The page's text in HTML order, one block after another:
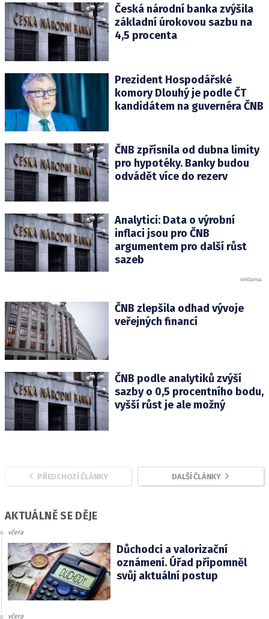
Česká národní banka zvýšila
základní úrokovou sazbu na
4,5 procenta
Prezident Hospodářské
komory Dlouhý je podle ČT
kandidátem na guvernéra ČNB
ČNB zpřísnila od dubna limity
pro hypotéky. Banky budou
odvádět více do rezerv
Analytici: Data o výrobní
inflaci jsou pro ČNB
argumentem pro další růst
sazeb
ČNB zlepšila odhad vývoje
veřejných financí
ČNB podle analytiků zvýší
sazby o 0,5 procentního bodu,
vyšší růst je ale možný
PŘEDCHOZÍ ČLÁNKY DALŠÍ ČLÁNKY
AKTUÁLNĚ SE DĚJE
včera
Důchodci a valorizační
oznámení. Úřad připomněl
svůj aktuální postup
včera